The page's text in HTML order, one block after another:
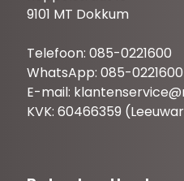
9101 MT Dokkum
Telefoon: 085-0221600
WhatsApp: 085-0221600
E-mail:
KVK: 60466359